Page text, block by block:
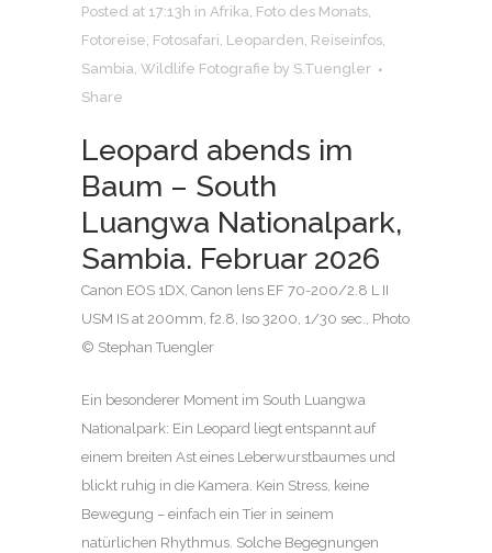
Posted at 17:13h in Afrika, Foto des Monats,
Fotoreise, Fotosafari, Leoparden, Reiseinfos,
Sambia, Wildlife Fotografie by S.Tuengler
Share
Leopard abends im
Baum – South
Luangwa Nationalpark,
Sambia. Februar 2026
Canon EOS 1DX, Canon lens EF 70-200/2.8 L II
USM IS at 200mm, f2.8, Iso 3200, 1/30 sec., Photo
© Stephan Tuengler
Ein besonderer Moment im South Luangwa
Nationalpark: Ein Leopard liegt entspannt auf
einem breiten Ast eines Leberwurstbaumes und
blickt ruhig in die Kamera. Kein Stress, keine
Bewegung – einfach ein Tier in seinem
natürlichen Rhythmus. Solche Begegnungen